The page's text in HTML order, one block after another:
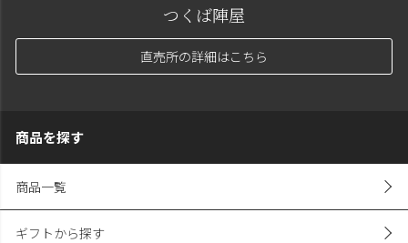
つくば陣屋
直売所の詳細はこちら
商品を探す
商品一覧
ギフトから探す